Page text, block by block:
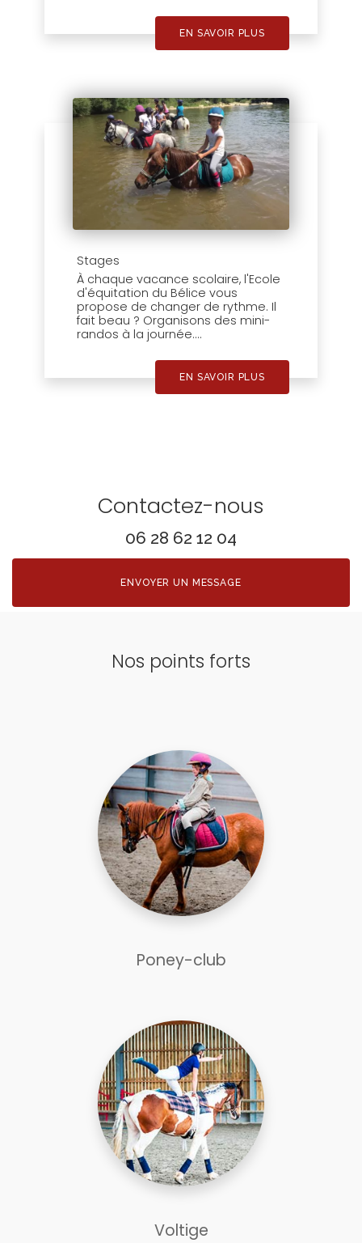
EN SAVOIR PLUS
Stages
À chaque vacance scolaire, l'Ecole
d'équitation du Bélice vous
propose de changer de rythme. Il
fait beau ? Organisons des mini-
randos à la journée....
EN SAVOIR PLUS
Contactez-nous
06 28 62 12 04
ENVOYER UN MESSAGE
Nos points forts
Poney-club
Voltige